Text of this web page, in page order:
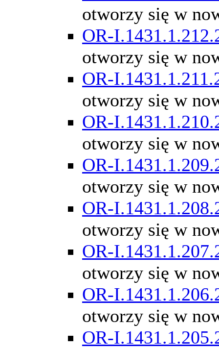
otworzy się w
OR-
otworzy się w
OR-
otworzy się w
OR-
otworzy się w
OR-
otworzy się w
OR-
otworzy się w
OR-
otworzy się w
OR-
otworzy się w
OR-